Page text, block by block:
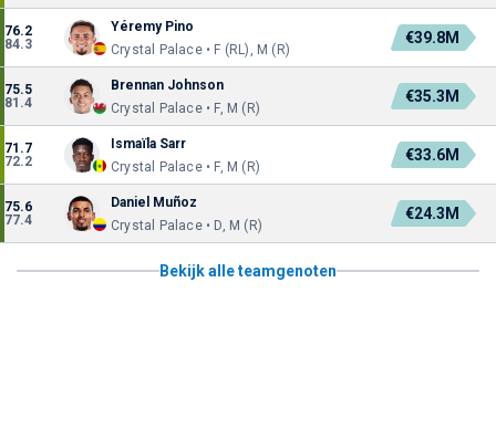
76.2
84.3
Yéremy Pino
Crystal Palace • F (RL), M (R)
€39.8M
75.5
81.4
Brennan Johnson
Crystal Palace • F, M (R)
€35.3M
71.7
72.2
Ismaïla Sarr
Crystal Palace • F, M (R)
€33.6M
75.6
77.4
Daniel Muñoz
Crystal Palace • D, M (R)
€24.3M
Bekijk alle teamgenoten